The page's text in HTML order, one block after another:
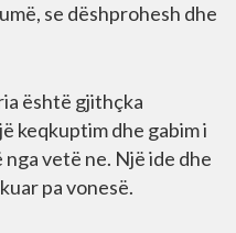
se dëshprohesh dhe
është gjithçka
keqkuptim dhe gabim i
vetë ne. Një ide dhe
pa vonesë.